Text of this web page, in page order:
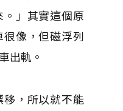
」其實這個原
像，但磁浮列
出軌。
，所以就不能